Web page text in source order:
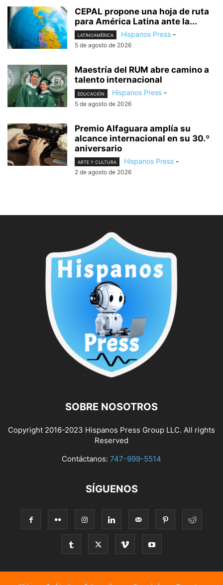
CEPAL propone una hoja de ruta
para América Latina ante la...
LATINOAMÉRICA Hispanos Press -
5 de agosto de 2026
Maestría del RUM abre camino a
talento internacional
EDUCACIÓN Hispanos Press -
5 de agosto de 2026
Premio Alfaguara amplía su
alcance internacional en su 30.º
aniversario
ARTE Y CULTURA Hispanos Press -
2 de agosto de 2026
SOBRE NOSOTROS
Copyright 2016-2023 Hispanos Press Group LLC. All rights
Reserved
Contáctanos: 747-999-5514
SÍGUENOS